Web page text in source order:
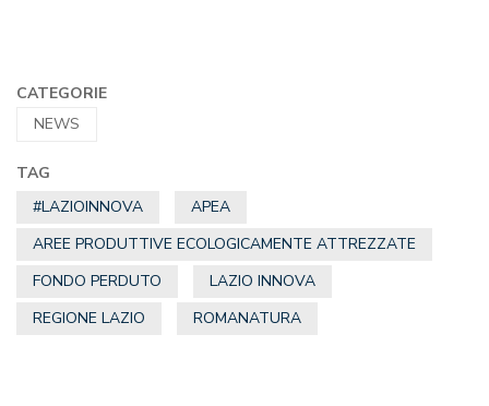
CATEGORIE
NEWS
TAG
#LAZIOINNOVA
APEA
AREE PRODUTTIVE ECOLOGICAMENTE ATTREZZATE
FONDO PERDUTO
LAZIO INNOVA
REGIONE LAZIO
ROMANATURA